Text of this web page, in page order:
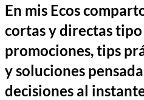
En mis Ecos
cortas y directas
promociones, tips
y soluciones
decisiones al